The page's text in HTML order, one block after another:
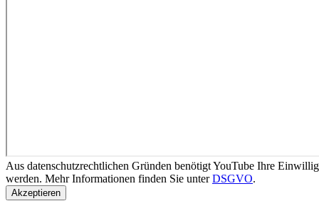
Aus datenschutzrechtlichen Gründen benötigt YouTube Ihre
werden. Mehr Informationen finden Sie unterDSGVO.
Akzeptieren